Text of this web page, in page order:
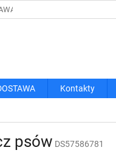
I METODY PŁATNOŚCI
Kontakty
psów DS57586781